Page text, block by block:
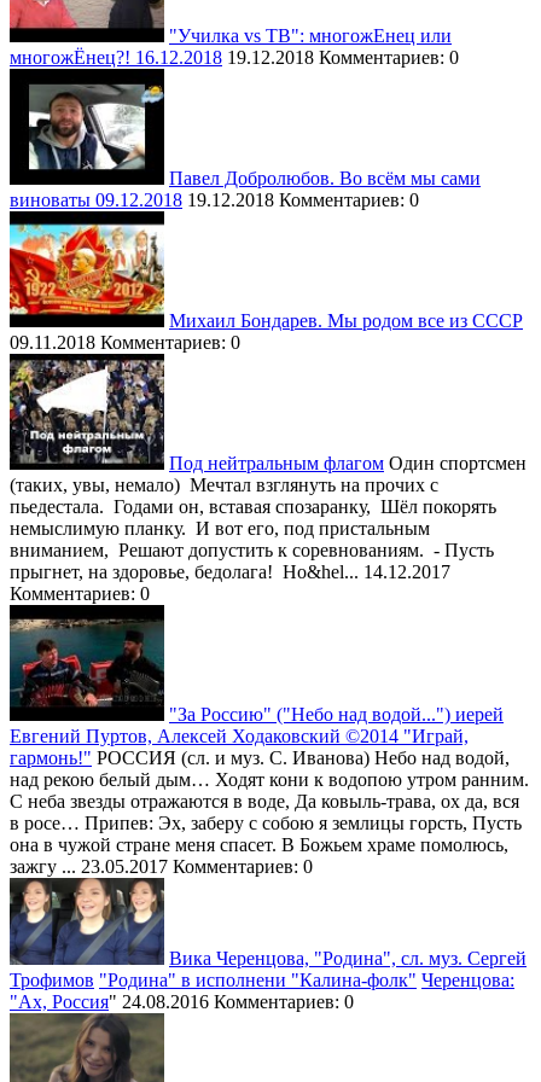
Назарбаев Нурсултан
Наливайченко Валентин
Нарочницкая Наталья
Нарышкин Сергей
Несмиян Анатолий (Эль Мюрид)
Нечволодов Александр Дмитриевич
Николич Томислав
Новак Александр
Нуланд Виктория
Обама Барак
Олланд Франсуа
Онуфрий - митрополит Киевский и всея Украины
Орбан Виктор
Осипов Владимир
Осташко Руслан
Пайетт Джеффри
Пан Ги Мун
Парубий Андрей
Пауэр Саманта
Песков Дмитрий
Петровский Сергей «Хмурый»
Платошкин Николай
Плотницкий Игорь
Поклонская Наталья
Полторак Степан
Порошенко Пётр
Прилепин Захар
Примаков Евгений
Продан Юрий
Просёлков Александр
Проханов Александр
Псаки Джен
Пургин Андрей
Путин Владимир
Пушилин Денис
Пушков Алексей
Разум Роман
Ренци Маттео
Решетников Леонид
Рогов Владимир
Рогозин Дмитрий
Роухани Хасан
Рябиченко Людмила
Саргсян Серж
Сатановский Евгений
Си Цзиньпин
Сивков Константин
Сикорский Радослав
Силуанов Антон
Друзь Игорь
Дугин Александр
Дудаков Малек
Евстафьев Дмитрий
Запольскис Александр
Зубченко Александр
Ивашов Леонид
Искендеров Пётр
Ищенко Ростислав
Ищенко Ростислав
Катасонов Валентин
Колясников Сергей
Коровин Валерий
Королёва Анна
Крутиков Евгений
Кузнецов Сергей
Кузовков Виктор
Кухмиров Павел
Кьеза Джульетто
Лавров Сергей
Лапушкин Алексей
Лекух Дмитрий
Лендман Стивен
Лурье Олег
Мараховский Виктор
Марков Сергей
Марчуков Андрей
Минин Дмитрий
Мирзаян Геворг
Мошкин Михаил
Нагорный Александр
Онуфриенко Михаил
Павленко Владимир
Павленко Дмитрий
Пахолин Алексей
Писарев Сергей
Платошкин Николай
Поздняков Валерий
Пономарева Елена
протодьякон Владимир Василик
Проханов Александр
Резчиков Андрей
Ремесло Илья
Рогов Владимир
Рогозин Дмитрий
Роджерс Александр
Родионов Дмитрий
Рожин Борис
Самсонов Александр
"Училка vs ТВ": многожЕнец или
многожЁнец?! 16.12.2018 19.12.2018 Комментариев: 0
Павел Добролюбов. Во всём мы сами
виноваты 09.12.2018 19.12.2018 Комментариев: 0
Михаил Бондарев. Мы родом все из СССР
09.11.2018 Комментариев: 0
Под нейтральным флагом Один спортсмен
(таких, увы, немало) Мечтал взглянуть на прочих с
пьедестала. Годами он, вставая спозаранку, Шёл покорять
немыслимую планку. И вот его, под пристальным
вниманием, Решают допустить к соревнованиям. - Пусть
прыгнет, на здоровье, бедолага! Но&hel... 14.12.2017
Комментариев: 0
"За Россию" ("Небо над водой...") иерей
Евгений Пуртов, Алексей Ходаковский ©2014 "Играй,
гармонь!" РОССИЯ (сл. и муз. С. Иванова) Небо над водой,
над рекою белый дым… Ходят кони к водопою утром ранним.
С неба звезды отражаются в воде, Да ковыль-трава, ох да, вся
в росе… Припев: Эх, заберу с собою я землицы горсть, Пусть
она в чужой стране меня спасет. В Божьем храме помолюсь,
зажгу ... 23.05.2017 Комментариев: 0
Вика Черенцова, "Родина", сл. муз. Сергей
Трофимов "Родина" в исполнени "Калина-фолк" Черенцова:
"Ах, Россия" 24.08.2016 Комментариев: 0